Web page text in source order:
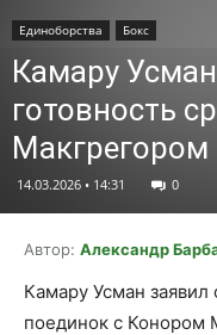
Единоборства Бокс
Камару
готовность
Макгрегором
14.03.2026 • 14:31 0
Автор: Александр
Камару Усман заявил
поединок с Конором